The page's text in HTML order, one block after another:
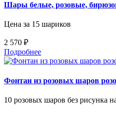
Шары белые, розовые,
Цена за 15 шариков
2 570 ₽
Подробнее
Фонтан из розовых шаров
10 розовых шаров без рисунка